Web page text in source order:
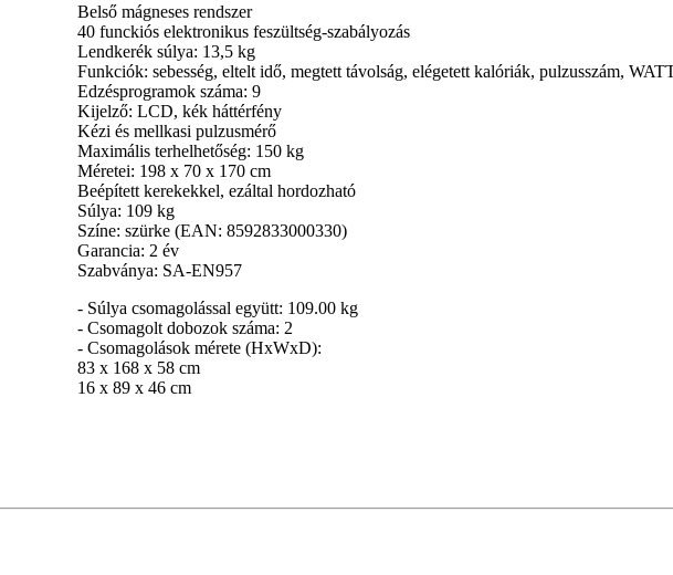
Belső mágneses rendszer
40 funckiós elektronikus feszültség-szabályozás
Lendkerék súlya: 13,5 kg
Funkciók: sebesség, eltelt idő, megtett távolság, elégetett kalóriák, pulzusszám,
Edzésprogramok száma: 9
Kijelző: LCD, kék háttérfény
Kézi és mellkasi pulzusmérő
Maximális terhelhetőség: 150 kg
Méretei: 198 x 70 x 170 cm
Beépített kerekekkel, ezáltal hordozható
Súlya: 109 kg
Színe: szürke (EAN: 8592833000330)
Garancia: 2 év
Szabványa: SA-EN957
- Súlya csomagolással együtt: 109.00 kg
- Csomagolt dobozok száma: 2
- Csomagolások mérete (HxWxD):
83 x 168 x 58 cm
16 x 89 x 46 cm